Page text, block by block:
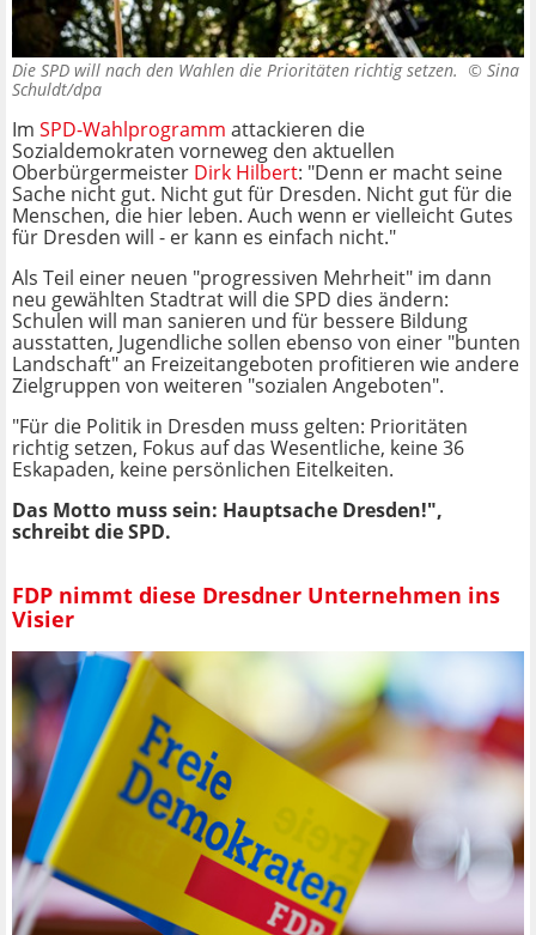
Die SPD will nach den Wahlen die Prioritäten richtig setzen. © Sina
Schuldt/dpa
Im SPD-Wahlprogramm attackieren die
Sozialdemokraten vorneweg den aktuellen
Oberbürgermeister Dirk Hilbert: "Denn er macht seine
Sache nicht gut. Nicht gut für Dresden. Nicht gut für die
Menschen, die hier leben. Auch wenn er vielleicht Gutes
für Dresden will - er kann es einfach nicht."
Als Teil einer neuen "progressiven Mehrheit" im dann
neu gewählten Stadtrat will die SPD dies ändern:
Schulen will man sanieren und für bessere Bildung
ausstatten, Jugendliche sollen ebenso von einer "bunten
Landschaft" an Freizeitangeboten profitieren wie andere
Zielgruppen von weiteren "sozialen Angeboten".
"Für die Politik in Dresden muss gelten: Prioritäten
richtig setzen, Fokus auf das Wesentliche, keine 36
Eskapaden, keine persönlichen Eitelkeiten.
Das Motto muss sein: Hauptsache Dresden!",
schreibt die SPD.
FDP nimmt diese Dresdner Unternehmen ins
Visier